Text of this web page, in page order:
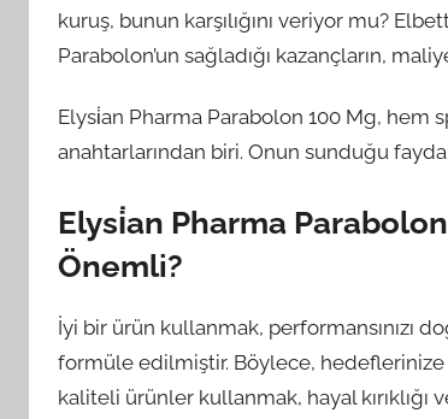
kuruş, bunun karşılığını veriyor mu?
Parabolon’un sağladığı kazançların,
Elysi̇an Pharma Parabolon 100 Mg, hem
anahtarlarından biri. Onun sunduğu
Elysi̇an Pharma
Önemli?
İyi bir ürün kullanmak, performansınızı
formüle edilmiştir. Böylece,
kaliteli ürünler kullanmak, hayal kırıklığı